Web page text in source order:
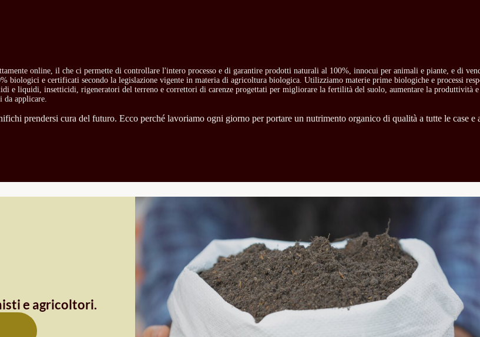
online, il che ci permette di controllare l'intero processo e di garantire prodotti naturali al 100%, innocui per animali e piante, e di
biologici e certificati secondo la legislazione vigente in materia di agricoltura biologica. Utilizziamo materie prime biologiche e processi
e liquidi, insetticidi, rigeneratori del terreno e correttori di carenze progettati per migliorare la fertilità del suolo, aumentare la produttività
da applicare.
prendersi cura del futuro. Ecco perché lavoriamo ogni giorno per portare un nutrimento organico di qualità a tutte le case e
e agricoltori.